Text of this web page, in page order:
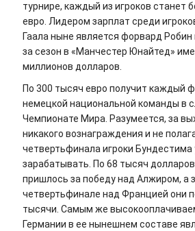
турнире, каждый из игроков станет
евро. Лидером зарплат среди
Гаала ныне является форвард
за сезон в «Манчестер Юнайтед»
миллионов долларов.
По 300 тысяч евро получит каждый
немецкой национальной команды в
Чемпионате Мира. Разумеется, за
никакого вознаграждения и не
четвертьфинала игроки Бундестима
зарабатывать. По 68 тысяч
пришлось за победу над Алжиром, а
четвертьфинале над Францией они
тысячи. Самым же
Германии в ее нынешнем составе